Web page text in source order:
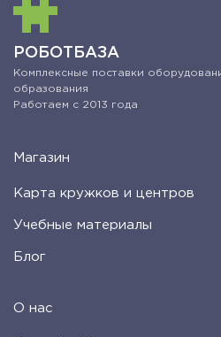
РОБОТБАЗА
Комплексные поставки
образования
Работаем с 2013 года
Магазин
Карта кружков и центров
Учебные материалы
Блог
О нас